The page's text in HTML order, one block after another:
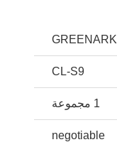
GREENARK
CL-S9
1 مجموعة
negotiable